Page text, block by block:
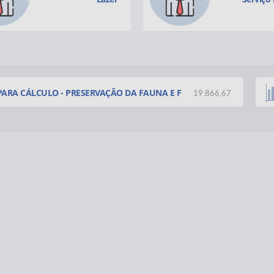
CURSO DE
04 MAI 2026
CÁLCULO - PRESERVAÇÃO DA FAUNA E F 19.866,67